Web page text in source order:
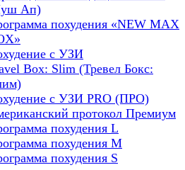
Ап)
похудения «NEW MAX
с УЗИ
Box: Slim (Тревел Бокс:
с УЗИ PRO (ПРО)
протокол Премиум
похудения L
похудения M
похудения S